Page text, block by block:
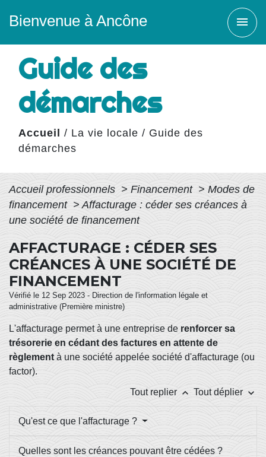
Bienvenue à Ancône menu
Guide des
démarches
Accueil / La vie locale / Guide des
démarches
Accueil professionnels > Financement > Modes de
financement > Affacturage : céder ses créances à
une société de financement
AFFACTURAGE : CÉDER SES
CRÉANCES À UNE SOCIÉTÉ DE
FINANCEMENT
Vérifié le 12 Sep 2023 - Direction de l'information légale et
administrative (Première ministre)
L'affacturage permet à une entreprise de renforcer sa
trésorerie en cédant des factures en attente de
règlementà une société appelée société d'affacturage (ou
factor).
Tout replier keyboard_arrow_up Tout déplier keyboard_arrow_down
Qu'est ce que l'affacturage ?
Quelles sont les créances pouvant être cédées ?